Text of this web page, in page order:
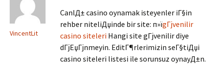
VincentLit
CanlД± casino oynamak isteyenler iГ§in
rehber niteliДџinde bir site: п»їgГјvenilir
casino siteleri Hangi site gГјvenilir diye
dГјЕџГјnmeyin. EditГ¶rlerimizin seГ§tiДџi
casino siteleri listesi ile sorunsuz oynayД±n.